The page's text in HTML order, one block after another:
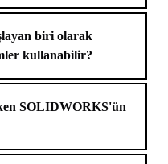
biri olarak
kullanabilir?
SOLIDWORKS'ün